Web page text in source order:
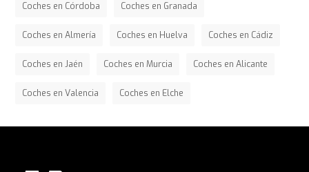
Coches en Córdoba Coches en Granada
Coches en Almería Coches en Huelva Coches en Cádiz
Coches en Jaén Coches en Murcia Coches en Alicante
Coches en Valencia Coches en Elche